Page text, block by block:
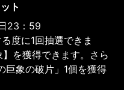
ト
23：59
度に1回抽選できま
を獲得できます。さら
巨象の破片」1個を獲得